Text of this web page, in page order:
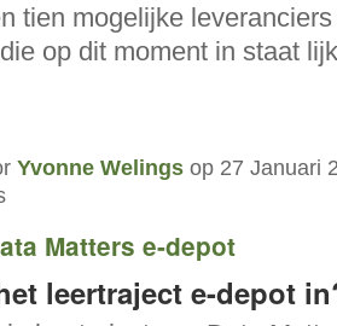
tien mogelijke leveranciers
op dit moment in staat
Yvonne Welings op 27 Januari
Matters e-depot
leertraject e-depot